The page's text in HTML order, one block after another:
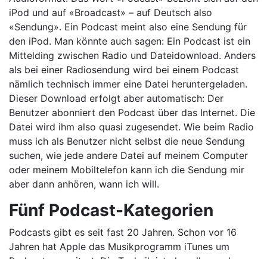
iPod und auf «Broadcast» – auf Deutsch also
«Sendung». Ein Podcast meint also eine Sendung für
den iPod. Man könnte auch sagen: Ein Podcast ist ein
Mittelding zwischen Radio und Dateidownload. Anders
als bei einer Radiosendung wird bei einem Podcast
nämlich technisch immer eine Datei heruntergeladen.
Dieser Download erfolgt aber automatisch: Der
Benutzer abonniert den Podcast über das Internet. Die
Datei wird ihm also quasi zugesendet. Wie beim Radio
muss ich als Benutzer nicht selbst die neue Sendung
suchen, wie jede andere Datei auf meinem Computer
oder meinem Mobiltelefon kann ich die Sendung mir
aber dann anhören, wann ich will.
Fünf Podcast-Kategorien
Podcasts gibt es seit fast 20 Jahren. Schon vor 16
Jahren hat Apple das Musikprogramm iTunes um